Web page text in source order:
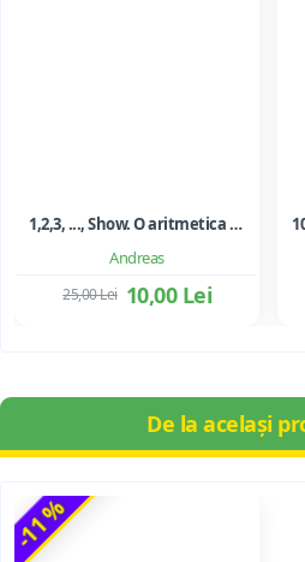
Andreas
1,2,3, ..., Show. O aritmetica emotionala, o poezie a matematicii - Ioan Dancila
10,00 Lei
25,00 Lei
De la același
-11 %